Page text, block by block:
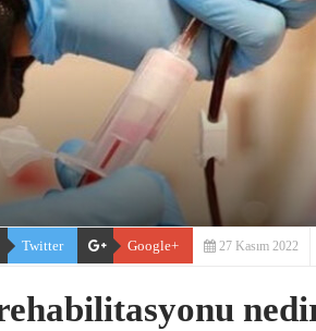
Twitter Google+ 27 Kasım 2022